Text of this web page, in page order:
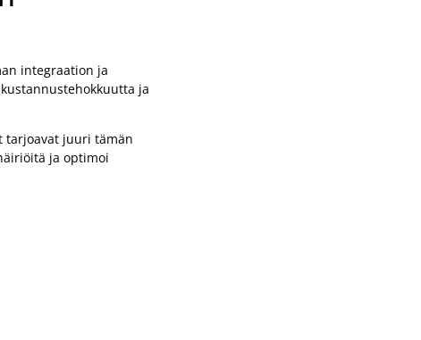
integraation ja
ja
tarjoavat juuri tämän
ja optimoi